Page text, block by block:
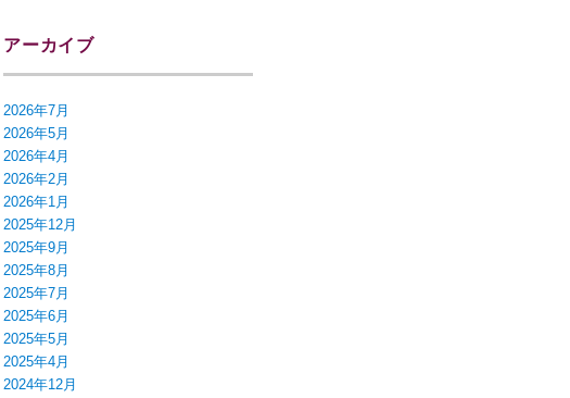
アーカイブ
2026年7月
2026年5月
2026年4月
2026年2月
2026年1月
2025年12月
2025年9月
2025年8月
2025年7月
2025年6月
2025年5月
2025年4月
2024年12月